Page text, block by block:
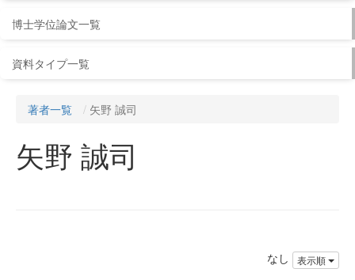
博士学位論文一覧
資料タイプ一覧
著者一覧 矢野 誠司
矢野 誠司
なし 表示順